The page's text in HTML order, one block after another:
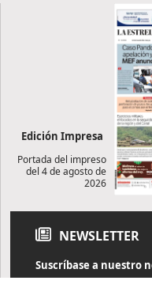
Edición Impresa
Portada del impreso
del 4 de agosto de
2026
NEWSLETTER
Suscríbase a nuestro
Reciba diariamente